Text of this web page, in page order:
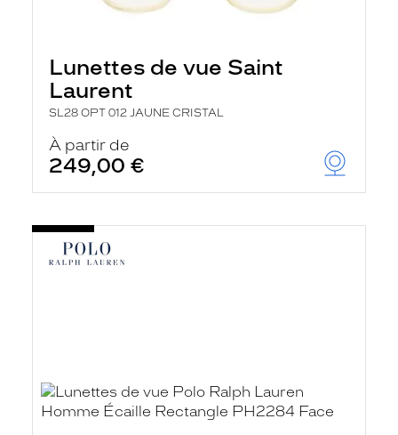
Lunettes de vue Saint
Laurent
SL28 OPT 012 JAUNE CRISTAL
À partir de
249,00 €